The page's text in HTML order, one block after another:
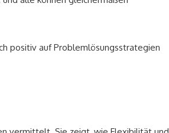
positiv auf Problemlösungsstrategien